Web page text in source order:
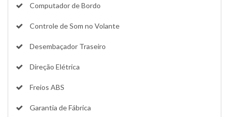
Computador de Bordo
Controle de Som no Volante
Desembaçador Traseiro
Direção Elétrica
Freios ABS
Garantia de Fábrica